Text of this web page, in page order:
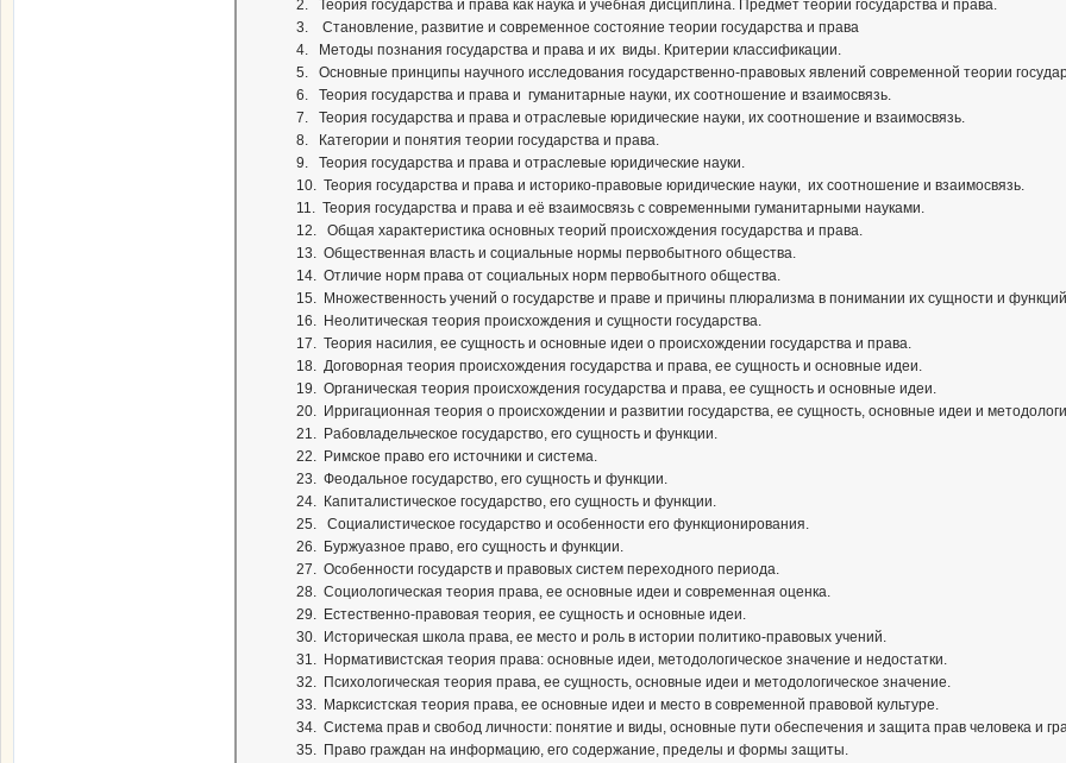
2. Теория государства и права как наука и учебная дисциплина. Предмет теории государства и права.
3. Становление, развитие и современное состояние теории государства и права
4. Методы познания государства и права и их виды. Критерии классификации.
5. Основные принципы научного исследования государственно-правовых явлений современной теории
6. Теория государства и права и гуманитарные науки, их соотношение и взаимосвязь.
7. Теория государства и права и отраслевые юридические науки, их соотношение и взаимосвязь.
8. Категории и понятия теории государства и права.
9. Теория государства и права и отраслевые юридические науки.
10. Теория государства и права и историко-правовые юридические науки, их соотношение и взаимосвязь.
11. Теория государства и права и её взаимосвязь с современными гуманитарными науками.
12. Общая характеристика основных теорий происхождения государства и права.
13. Общественная власть и социальные нормы первобытного общества.
14. Отличие норм права от социальных норм первобытного общества.
15. Множественность учений о государстве и праве и причины плюрализма в понимании их сущности и
16. Неолитическая теория происхождения и сущности государства.
17. Теория насилия, ее сущность и основные идеи о происхождении государства и права.
18. Договорная теория происхождения государства и права, ее сущность и основные идеи.
19. Органическая теория происхождения государства и права, ее сущность и основные идеи.
20. Ирригационная теория о происхождении и развитии государства, ее сущность, основные идеи и
21. Рабовладельческое государство, его сущность и функции.
22. Римское право его источники и система.
23. Феодальное государство, его сущность и функции.
24. Капиталистическое государство, его сущность и функции.
25. Социалистическое государство и особенности его функционирования.
26. Буржуазное право, его сущность и функции.
27. Особенности государств и правовых систем переходного периода.
28. Социологическая теория права, ее основные идеи и современная оценка.
29. Естественно-правовая теория, ее сущность и основные идеи.
30. Историческая школа права, ее место и роль в истории политико-правовых учений.
31. Нормативистская теория права: основные идеи, методологическое значение и недостатки.
32. Психологическая теория права, ее сущность, основные идеи и методологическое значение.
33. Марксистская теория права, ее основные идеи и место в современной правовой культуре.
34. Система прав и свобод личности: понятие и виды, основные пути обеспечения и защита прав человека и
35. Право граждан на информацию, его содержание, пределы и формы защиты.